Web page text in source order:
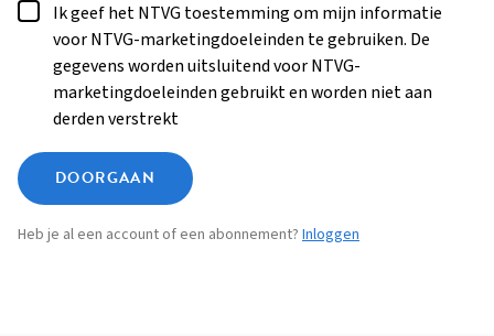
Ik geef het NTVG toestemming om mijn informatie
voor NTVG-marketingdoeleinden te gebruiken. De
gegevens worden uitsluitend voor NTVG-
marketingdoeleinden gebruikt en worden niet aan
derden verstrekt
DOORGAAN
Heb je al een account of een abonnement? Inloggen